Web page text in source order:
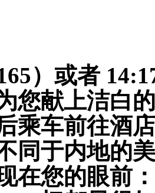
）或者
您献上洁白的
乘车前往酒
同于内地的美
在您的眼前